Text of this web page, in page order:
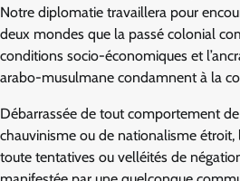
Notre diplomatie travaillera pour
deux mondes que la passé colonial
conditions socio-économiques et
arabo-musulmane condamnent à la
Débarrassée de tout comportement
chauvinisme ou de nationalisme
toute tentatives ou velléités de